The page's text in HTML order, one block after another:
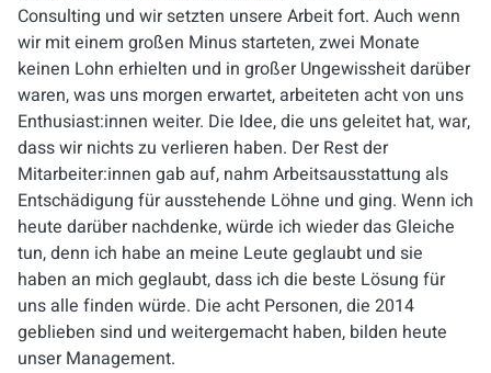
Consulting und wir setzten unsere Arbeit fort. Auch wenn
wir mit einem großen Minus starteten, zwei Monate
keinen Lohn erhielten und in großer Ungewissheit darüber
waren, was uns morgen erwartet, arbeiteten acht von uns
Enthusiast:innen weiter. Die Idee, die uns geleitet hat, war,
dass wir nichts zu verlieren haben. Der Rest der
Mitarbeiter:innen gab auf, nahm Arbeitsausstattung als
Entschädigung für ausstehende Löhne und ging. Wenn ich
heute darüber nachdenke, würde ich wieder das Gleiche
tun, denn ich habe an meine Leute geglaubt und sie
haben an mich geglaubt, dass ich die beste Lösung für
uns alle finden würde. Die acht Personen, die 2014
geblieben sind und weitergemacht haben, bilden heute
unser Management.